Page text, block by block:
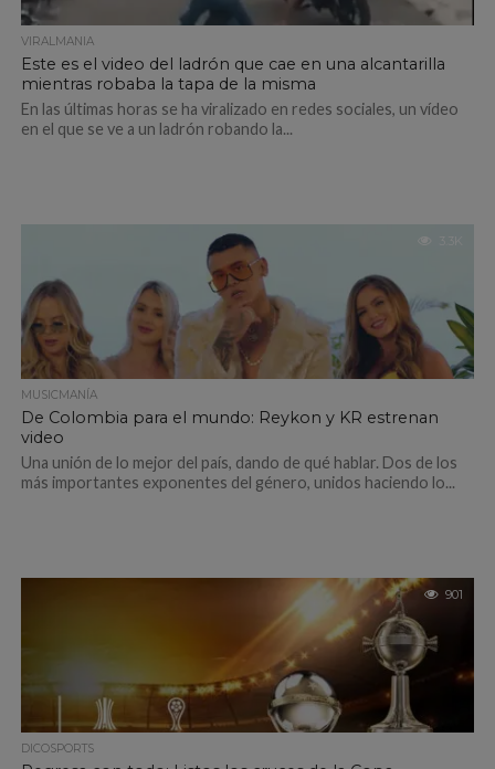
VIRALMANIA
Este es el video del ladrón que cae en una alcantarilla
mientras robaba la tapa de la misma
En las últimas horas se ha viralizado en redes sociales, un vídeo
en el que se ve a un ladrón robando la...
MUSICMANÍA
De Colombia para el mundo: Reykon y KR estrenan
video
Una unión de lo mejor del país, dando de qué hablar. Dos de los
más importantes exponentes del género, unidos haciendo lo...
901
DICOSPORTS